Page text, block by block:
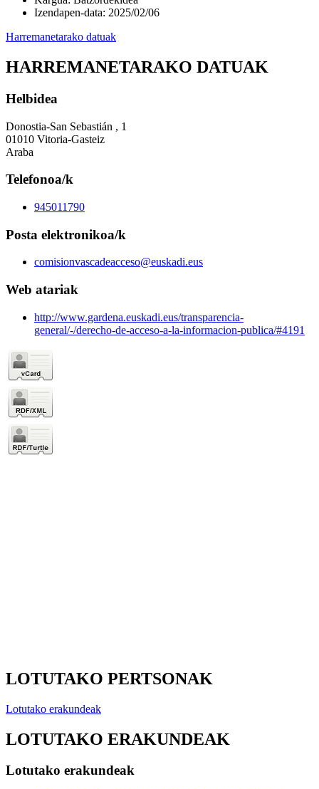
Izendapen-data: 2025/02/06
Harremanetarako datuak
HARREMANETARAKO DATUAK
Helbidea
Donostia-San Sebastián , 1
01010 Vitoria-Gasteiz
Araba
Telefonoa/k
945011790
Posta elektronikoa/k
comisionvascadeacceso@euskadi.eus
Web atariak
http://www.gardena.euskadi.eus/transparencia-
general/-/derecho-de-acceso-a-la-informacion-publica/#4191
LOTUTAKO PERTSONAK
Lotutako erakundeak
LOTUTAKO ERAKUNDEAK
Lotutako erakundeak